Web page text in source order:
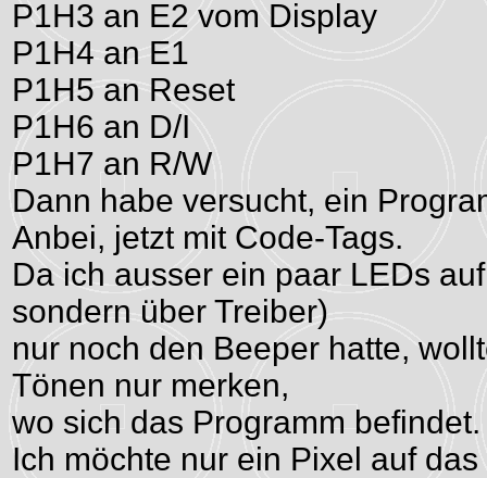
P1H3 an E2 vom Display
P1H4 an E1
P1H5 an Reset
P1H6 an D/I
P1H7 an R/W
Dann habe versucht, ein
Anbei, jetzt mit Code-Tags.
Da ich ausser ein paar LEDs
sondern über Treiber)
nur noch den Beeper hatte,
Tönen nur merken,
wo sich das Programm
Ich möchte nur ein Pixel auf